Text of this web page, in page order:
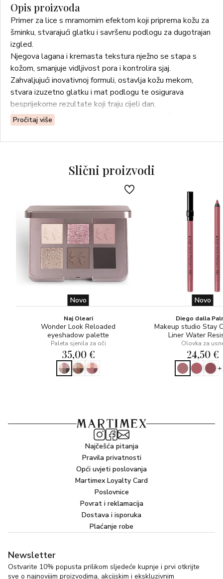
Opis proizvoda
Primer za lice s mramornim efektom koji priprema kožu za
šminku, stvarajući glatku i savršenu podlogu za dugotrajan
izgled.
Njegova lagana i kremasta tekstura nježno se stapa s
kožom, smanjuje vidljivost pora i kontrolira sjaj.
Zahvaljujući inovativnoj formuli, ostavlja kožu mekom,
stvara izuzetno glatku i mat podlogu te osigurava
besprijekorne rezultate koji traju cijeli dan.
Šminka se nanosi lako i savršeno fiksira, za kožu koja uvijek
izgleda svježe i besprijekorno – tijekom cijelog dana.
Nezaobilazan saveznik za make-up koji odolijeva vremenu
osvaja svaki pogled.
DERMATOLOŠKI TESTIRANO
Pročitaj više
Slični proizvodi
Novo
Naj Oleari
Wonder Look Reloaded
eyeshadow palette
Paleta sjenila za oči
35,00 €
Novo
Diego dalla
Makeup studio Stay
Liner Water
Olovka za
24,50 €
Najčešća pitanja
Pravila privatnosti
Opći uvjeti poslovanja
Martimex Loyalty Card
Poslovnice
Povrat i reklamacija
Dostava i isporuka
Plaćanje robe
Newsletter
Ostvarite 10% popusta prilikom sljedeće kupnje i prvi otkrijte
sve o najnovijim proizvodima, akcijskim i ekskluzivnim